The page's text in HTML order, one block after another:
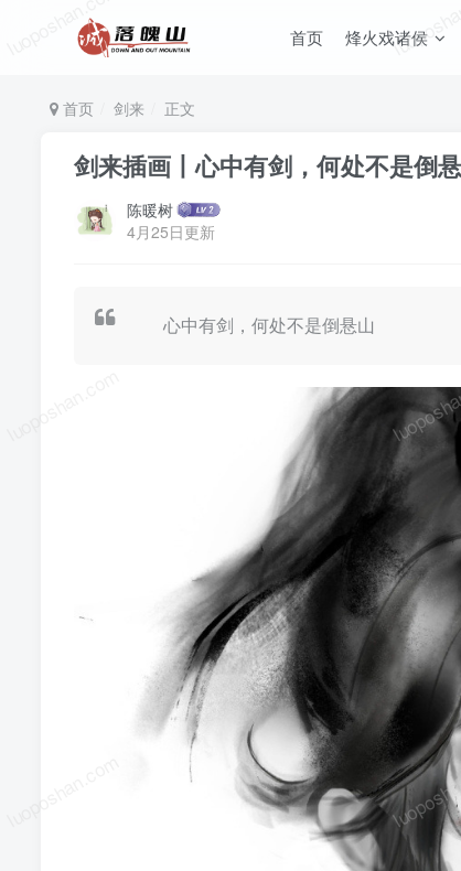
首页 烽火戏诸侯
首页 剑来 正文
剑来插画丨心中有剑，何处不是倒
陈暖树
4月25日更新
luoposhan.com
心中有剑，何处不是倒悬山